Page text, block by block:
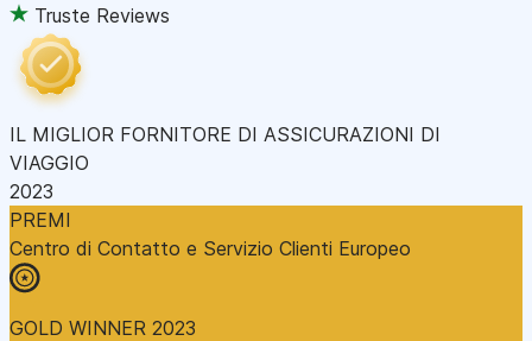
Truste Reviews
IL MIGLIOR FORNITORE DI ASSICURAZIONI DI
VIAGGIO
2023
PREMI
Centro di Contatto e Servizio Clienti Europeo
GOLD WINNER 2023